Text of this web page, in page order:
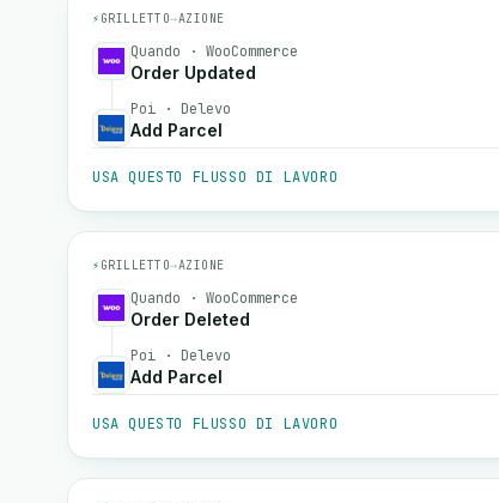
⚡ GRILLETTO→AZIONE
Quando · WooCommerce
Order Updated
Poi · Delevo
Add Parcel
USA QUESTO FLUSSO DI LAVORO
⚡ GRILLETTO→AZIONE
Quando · WooCommerce
Order Deleted
Poi · Delevo
Add Parcel
USA QUESTO FLUSSO DI LAVORO